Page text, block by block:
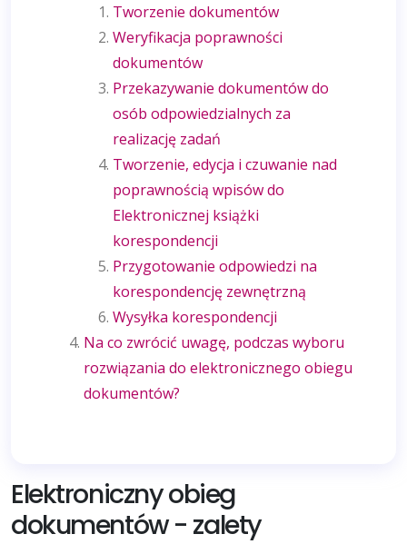
Tworzenie dokumentów
Weryfikacja poprawności
dokumentów
Przekazywanie dokumentów do
osób odpowiedzialnych za
realizację zadań
Tworzenie, edycja i czuwanie nad
poprawnością wpisów do
Elektronicznej książki
korespondencji
Przygotowanie odpowiedzi na
korespondencję zewnętrzną
Wysyłka korespondencji
Na co zwrócić uwagę, podczas wyboru
rozwiązania do elektronicznego obiegu
dokumentów?
Elektroniczny obieg
dokumentów - zalety